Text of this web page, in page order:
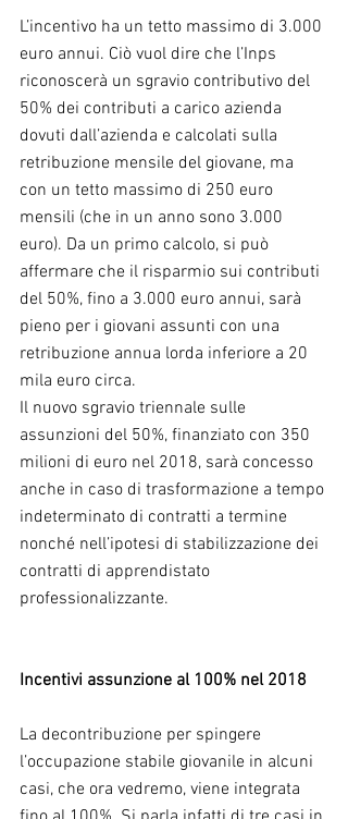
L’incentivo ha un tetto massimo di 3.000
euro annui. Ciò vuol dire che l’Inps
riconoscerà un sgravio contributivo del
50% dei contributi a carico azienda
dovuti dall’azienda e calcolati sulla
retribuzione mensile del giovane, ma
con un tetto massimo di 250 euro
mensili (che in un anno sono 3.000
euro). Da un primo calcolo, si può
affermare che il risparmio sui contributi
del 50%, fino a 3.000 euro annui, sarà
pieno per i giovani assunti con una
retribuzione annua lorda inferiore a 20
mila euro circa.
Il nuovo sgravio triennale sulle
assunzioni del 50%, finanziato con 350
milioni di euro nel 2018, sarà concesso
anche in caso di trasformazione a tempo
indeterminato di contratti a termine
nonché nell’ipotesi di stabilizzazione dei
contratti di apprendistato
professionalizzante.
Incentivi assunzione al 100% nel 2018
La decontribuzione per spingere
l’occupazione stabile giovanile in alcuni
casi, che ora vedremo, viene integrata